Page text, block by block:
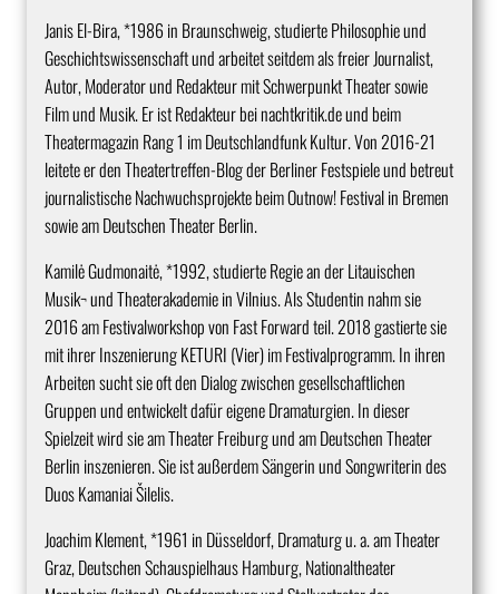
Janis El-Bira, *1986 in Braunschweig, studierte Philosophie und
Geschichtswissenschaft und arbeitet seitdem als freier Journalist,
Autor, Moderator und Redakteur mit Schwerpunkt Theater sowie
Film und Musik. Er ist Redakteur bei nachtkritik.de und beim
Theatermagazin Rang 1 im Deutschlandfunk Kultur. Von 2016-21
leitete er den Theatertreffen-Blog der Berliner Festspiele und betreut
journalistische Nachwuchsprojekte beim Outnow! Festival in Bremen
sowie am Deutschen Theater Berlin.
Kamilė Gudmonaitė, *1992, studierte Regie an der Litauischen
Musik¬ und Theaterakademie in Vilnius. Als Studentin nahm sie
2016 am Festivalworkshop von Fast Forward teil. 2018 gastierte sie
mit ihrer Inszenierung KETURI (Vier) im Festivalprogramm. In ihren
Arbeiten sucht sie oft den Dialog zwischen gesellschaftlichen
Gruppen und entwickelt dafür eigene Dramaturgien. In dieser
Spielzeit wird sie am Theater Freiburg und am Deutschen Theater
Berlin inszenieren. Sie ist außerdem Sängerin und Songwriterin des
Duos Kamaniai Šilelis.
Joachim Klement, *1961 in Düsseldorf, Dramaturg u. a. am Theater
Graz, Deutschen Schauspielhaus Hamburg, Nationaltheater